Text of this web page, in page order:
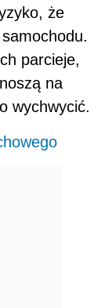
że
parcieje,
na
wychwycić.